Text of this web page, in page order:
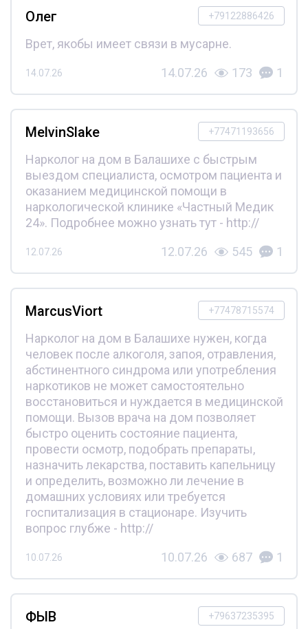
+79122886426
Олег
Врет, якобы имеет связи в мусарне.
14.07.26 14.07.26 173 1
+77471193656
MelvinSlake
Нарколог на дом в Балашихе с быстрым
выездом специалиста, осмотром пациента и
оказанием медицинской помощи в
наркологической клинике «Частный Медик
24». Подробнее можно узнать тут - http://
12.07.26 12.07.26 545 1
+77478715574
MarcusViort
Нарколог на дом в Балашихе нужен, когда
человек после алкоголя, запоя, отравления,
абстинентного синдрома или употребления
наркотиков не может самостоятельно
восстановиться и нуждается в медицинской
помощи. Вызов врача на дом позволяет
быстро оценить состояние пациента,
провести осмотр, подобрать препараты,
назначить лекарства, поставить капельницу
и определить, возможно ли лечение в
домашних условиях или требуется
госпитализация в стационаре. Изучить
вопрос глубже - http://
10.07.26 10.07.26 687 1
+79637235395
ФЫВ